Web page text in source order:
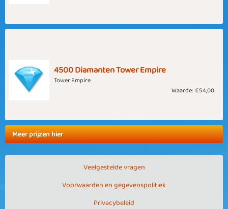
4500 Diamanten Tower Empire
Tower Empire
Waarde: €54,00
Meer prijzen hier
Veelgestelde vragen
Voorwaarden en gegevenspolitiek
Privacybeleid